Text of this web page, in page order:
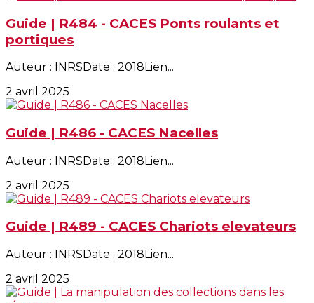
Guide | R484 - CACES Ponts roulants et
portiques
Auteur : INRSDate : 2018Lien...
2 avril 2025
Guide | R486 - CACES Nacelles
Auteur : INRSDate : 2018Lien...
2 avril 2025
Guide | R489 - CACES Chariots elevateurs
Auteur : INRSDate : 2018Lien...
2 avril 2025